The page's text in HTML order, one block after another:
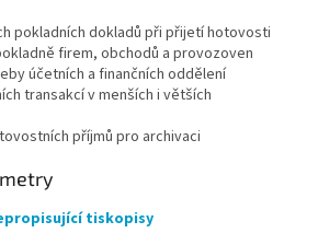
pokladních dokladů při přijetí hotovosti
firem, obchodů a provozoven
účetních a finančních oddělení
transakcí v menších i větších
příjmů pro archivaci
tiskopisy